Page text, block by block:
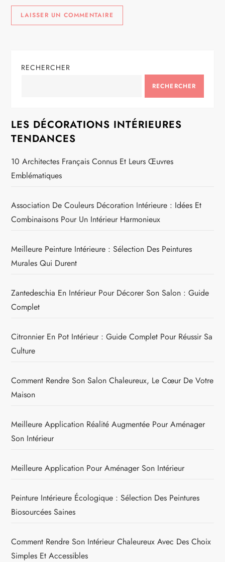
RECHERCHER
RECHERCHER
LES DÉCORATIONS INTÉRIEURES
TENDANCES
10 Architectes Français Connus Et Leurs Œuvres
Emblématiques
Association De Couleurs Décoration Intérieure : Idées Et
Combinaisons Pour Un Intérieur Harmonieux
Meilleure Peinture Intérieure : Sélection Des Peintures
Murales Qui Durent
Zantedeschia En Intérieur Pour Décorer Son Salon : Guide
Complet
Citronnier En Pot Intérieur : Guide Complet Pour Réussir Sa
Culture
Comment Rendre Son Salon Chaleureux, Le Cœur De Votre
Maison
Meilleure Application Réalité Augmentée Pour Aménager
Son Intérieur
Meilleure Application Pour Aménager Son Intérieur
Peinture Intérieure Écologique : Sélection Des Peintures
Biosourcées Saines
Comment Rendre Son Intérieur Chaleureux Avec Des Choix
Simples Et Accessibles